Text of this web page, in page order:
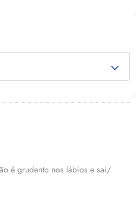
é grudento nos lábios e sai/